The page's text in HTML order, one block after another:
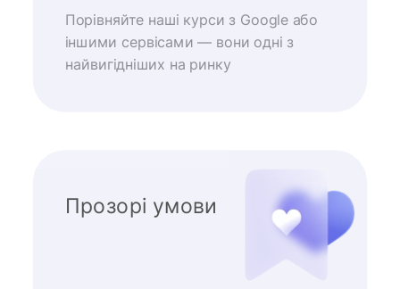
Порівняйте наші курси з Google або
іншими сервісами — вони одні з
найвигідніших на ринку
Прозорі умови